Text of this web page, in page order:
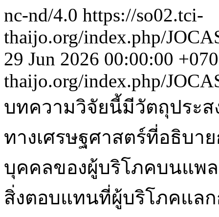
nc-nd/4.0 https://so02.tci-
thaijo.org/index.php/
29 Jun 2026 00:00:00
thaijo.org/index.php/
บทความวิจัยนี้มีวัตถุประส
ทางเศรษฐศาสตร์ที่อธิบา
บุคคลของผู้บริโภคบนแพ
สิ่งตอบแทนที่ผู้บริโภคแล